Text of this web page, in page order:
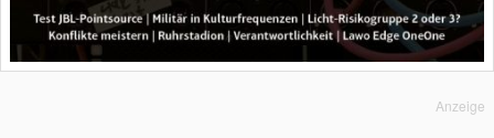
Anzeige